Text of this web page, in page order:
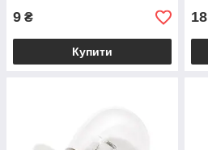
9 ₴
Купити
18